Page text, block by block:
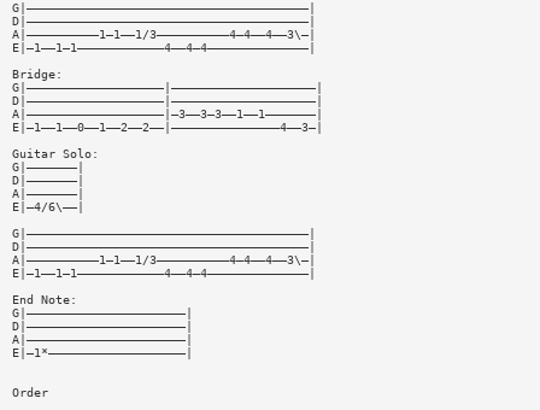
G|———————————————————————————————————————|
D|———————————————————————————————————————|
A|——————————1—1——1/3——————————4—4——4——3\—|
E|—1——1—1————————————4——4—4——————————————|
Bridge:
G|———————————————————|————————————————————|
D|———————————————————|————————————————————|
A|———————————————————|—3——3—3——1——1———————|
E|—1——1——0——1——2——2——|———————————————4——3—|
Guitar Solo:
G|———————|
D|———————|
A|———————|
E|—4/6\——|
G|———————————————————————————————————————|
D|———————————————————————————————————————|
A|——————————1—1——1/3——————————4—4——4——3\—|
E|—1——1—1————————————4——4—4——————————————|
End Note:
G|——————————————————————|
D|——————————————————————|
A|——————————————————————|
E|—1*———————————————————|
Order